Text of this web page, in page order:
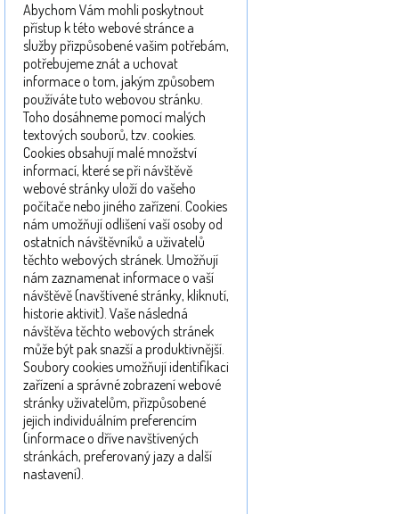
Abychom Vám mohli poskytnout
přístup k této webové stránce a
služby přizpůsobené vašim potřebám,
potřebujeme znát a uchovat
informace o tom, jakým způsobem
používáte tuto webovou stránku.
Toho dosáhneme pomocí malých
textových souborů, tzv. cookies.
Cookies obsahují malé množství
informací, které se při návštěvě
webové stránky uloží do vašeho
počítače nebo jiného zařízení. Cookies
nám umožňují odlišení vaší osoby od
ostatních návštěvníků a uživatelů
těchto webových stránek. Umožňují
nám zaznamenat informace o vaší
návštěvě (navštívené stránky, kliknutí,
historie aktivit). Vaše následná
návštěva těchto webových stránek
může být pak snazší a produktivnější.
Soubory cookies umožňují identifikaci
zařízení a správné zobrazení webové
stránky uživatelům, přizpůsobené
jejich individuálním preferencím
(informace o dříve navštívených
stránkách, preferovaný jazy a další
nastavení).